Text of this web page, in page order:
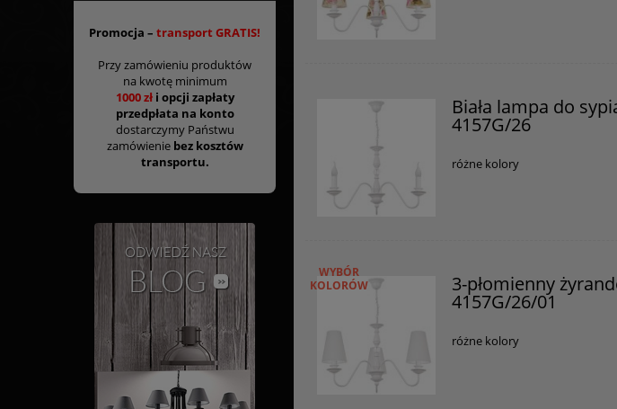
Promocja – transport GRATIS!
Przy zamówieniu produktów
na kwotę minimum
1000 złi opcji zapłaty
przedpłata na konto
dostarczymy Państwu
zamówienie bez kosztów
transportu.
Biała lampa do
4157G/26
różne kolory
WYBÓR
KOLORÓW
3-płomienny
4157G/26/01
różne kolory